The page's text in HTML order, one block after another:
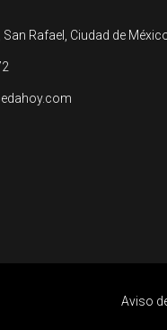
Rafael, Ciudad de
Aviso